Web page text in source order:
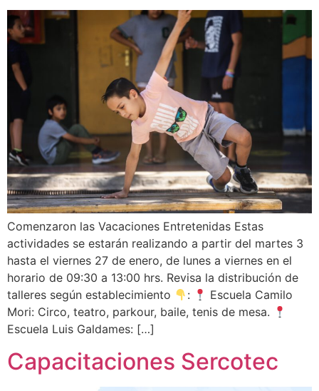
Comenzaron las Vacaciones Entretenidas Estas
actividades se estarán realizando a partir del martes 3
hasta el viernes 27 de enero, de lunes a viernes en el
horario de 09:30 a 13:00 hrs. Revisa la distribución de
talleres según establecimiento
:
Escuela Camilo
Mori: Circo, teatro, parkour, baile, tenis de mesa.
Escuela Luis Galdames: […]
Capacitaciones Sercotec